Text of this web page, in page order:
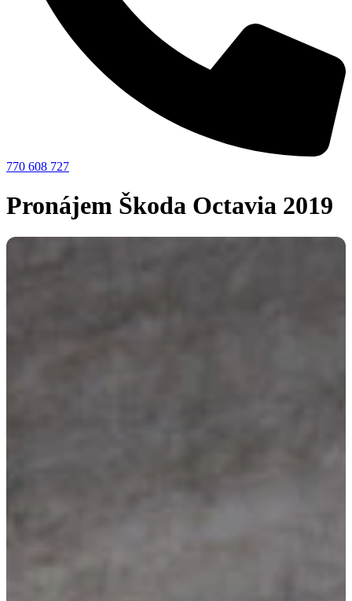
770 608 727
Pronájem Škoda Octavia 2019